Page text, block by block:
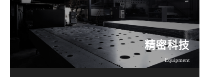
精密科技
Equipment
精密科技
Equipment